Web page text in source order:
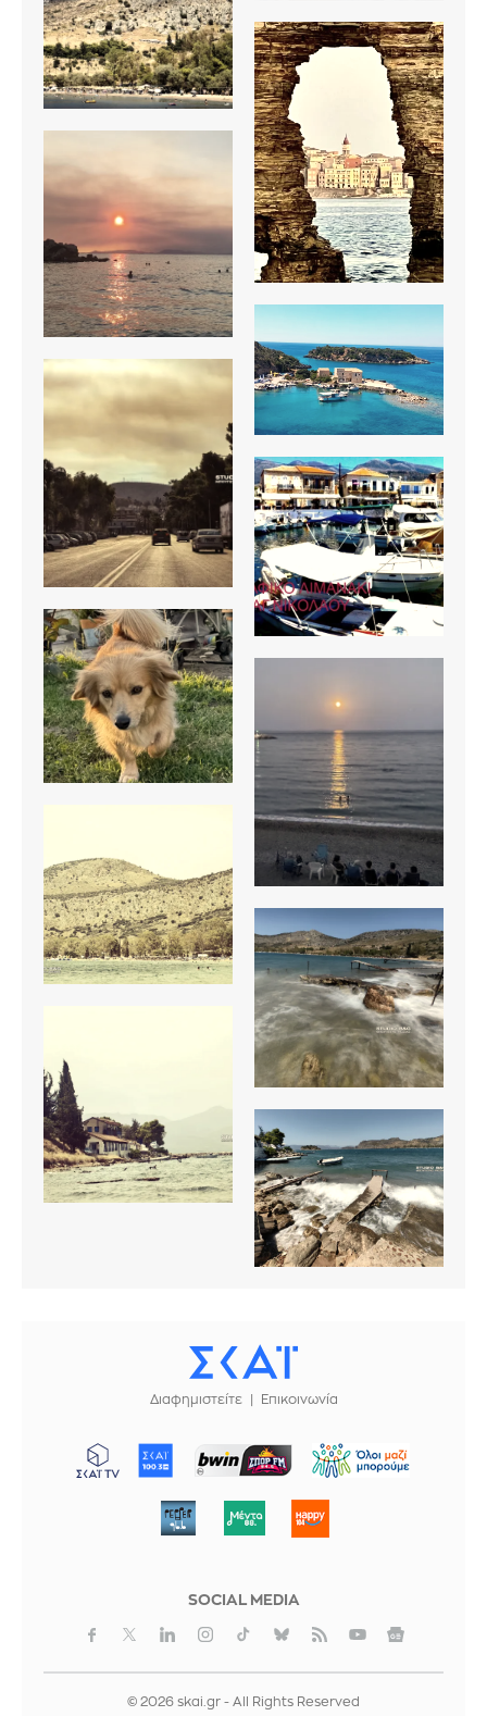
Διαφημιστείτε Επικοινωνία
ΜΠΟΡΟΥΜΕ
SOCIAL MEDIA
© 2026 skai.gr - All Rights Reserved